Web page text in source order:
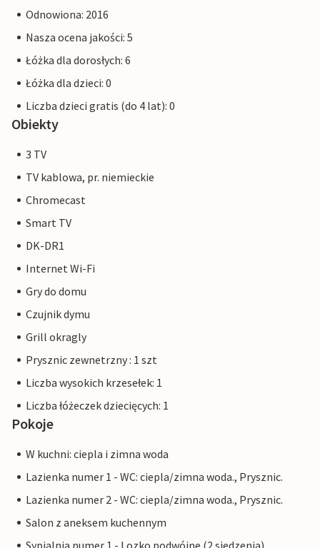
Odnowiona: 2016
Nasza ocena jakości: 5
Łóżka dla dorosłych: 6
Łóżka dla dzieci: 0
Liczba dzieci gratis (do 4 lat): 0
Obiekty
3 TV
TV kablowa, pr. niemieckie
Chromecast
Smart TV
DK-DR1
Internet Wi-Fi
Gry do domu
Czujnik dymu
Grill okragly
Prysznic zewnetrzny : 1 szt
Liczba wysokich krzesełek: 1
Liczba łóżeczek dziecięcych: 1
Pokoje
W kuchni: ciepla i zimna woda
Lazienka numer 1 - WC: ciepla/zimna woda., Prysznic.
Lazienka numer 2 - WC: ciepla/zimna woda., Prysznic.
Salon z aneksem kuchennym